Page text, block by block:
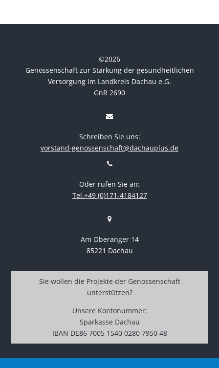
©2026
Genossenschaft zur Stärkung der gesundheitlichen
Versorgung im Landkreis Dachau e.G.
GnR 2690
Schreiben Sie uns:
vorstand-genossenschaft@dachauplus.de
Oder rufen Sie an:
Tel.+49 (0)171-4184127
Am Oberanger 14
85221 Dachau
Sie wollen die Projekte der Genossenschaft
unterstützen?
Unsere Kontonummer:
Sparkasse Dachau
IBAN DE86 7005 1540 0280 7950 48